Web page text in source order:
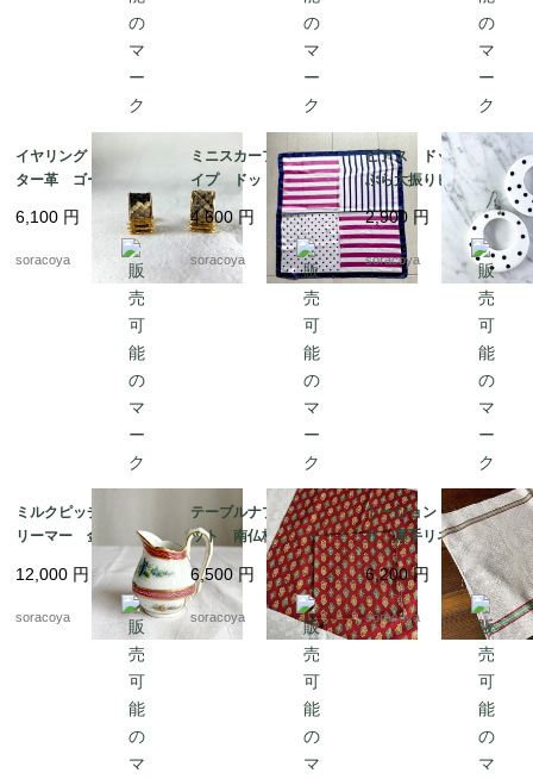
イヤリング アリゲー
ター革 ゴールドカラ
ー スクウェア型 19
ach8-4
6,100 円
soracoya
ミニスカーフ ストラ
イプ ドット ビビッ
ド ピンク ネイビ
ー 12acdf20
4,600円
soracoya
ピアス ドット ぶら
ぶら大振りピアス 軽
くて大きいピアス 12
acce5
2,900 円
soracoya
ミルクピッチャー ク
リーマー 金彩格子
花ブーケ手描き クラシ
ックスタイル 19twm
12,000 円
soracoya
テーブルナプキン2枚セ
ット 南仏柄 ランチ
ョンマット ヴァルド
ローム ハンカチ ソ
レイアード マルチク
ロス 12cler3
6,500円
soracoya
トーション バスク織
り 厚手リネン キッ
チンクロス 天然素
材 麻 テーブルマッ
ト 生成りベージュ 1
2cler4
6,200円
soracoya